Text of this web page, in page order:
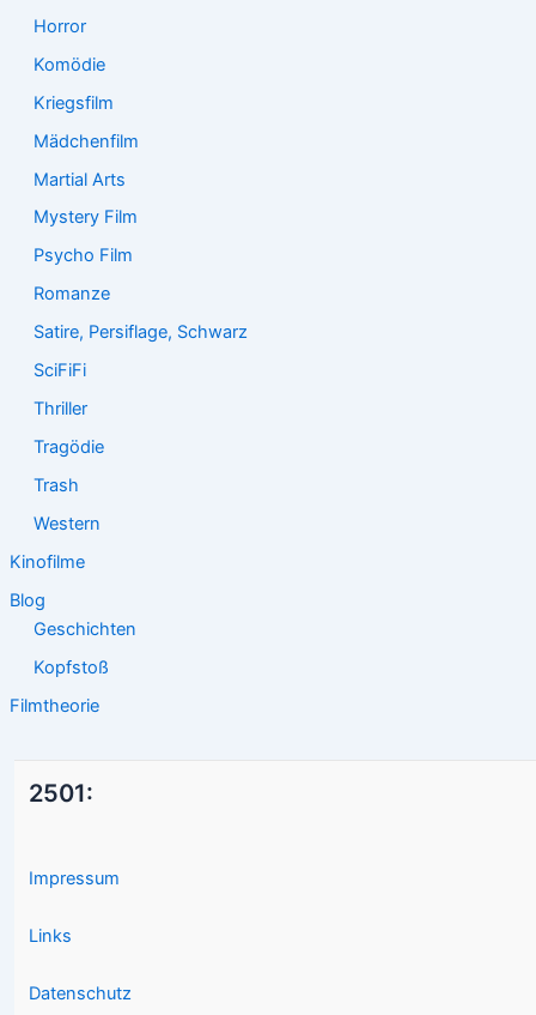
Horror
Komödie
Kriegsfilm
Mädchenfilm
Martial Arts
Mystery Film
Psycho Film
Romanze
Satire, Persiflage, Schwarz
SciFiFi
Thriller
Tragödie
Trash
Western
Kinofilme
Blog
Geschichten
Kopfstoß
Filmtheorie
2501:
Impressum
Links
Datenschutz